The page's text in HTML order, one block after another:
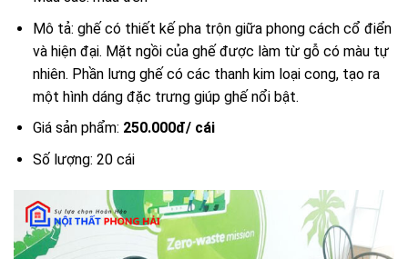
Mô tả: ghế có thiết kế pha trộn giữa phong cách cổ điển
và hiện đại. Mặt ngồi của ghế được làm từ gỗ có màu tự
nhiên. Phần lưng ghế có các thanh kim loại cong, tạo ra
một hình dáng đặc trưng giúp ghế nổi bật.
Giá sản phẩm: 250.000đ/ cái
Số lượng: 20 cái